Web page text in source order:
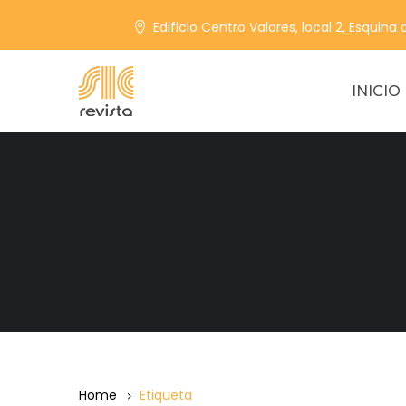
Edificio Centro Valores, local 2, Esquina
INICIO
Home Etiqueta